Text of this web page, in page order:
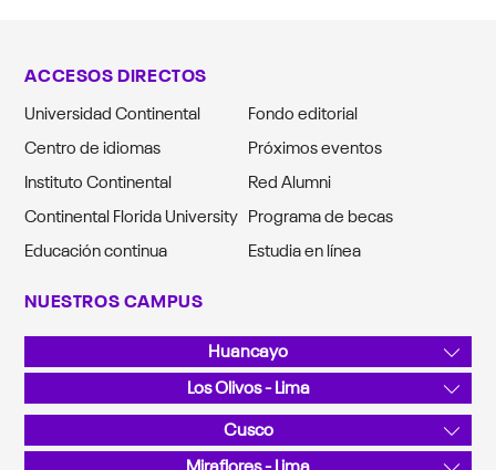
ACCESOS DIRECTOS
Universidad Continental
Fondo editorial
Centro de idiomas
Próximos eventos
Instituto Continental
Red Alumni
Continental Florida University Programa de becas
Educación continua
Estudia en línea
NUESTROS CAMPUS
Huancayo
Av. San Carlos 1980, Urb. San Antonio
Teléfono: 064 481430
Los Olivos - Lima
Av. Alfredo Mendiola 5210
Teléfono: 01 2132760
Cusco
Sector Angostura KM 10, San Jerónimo
Miraflores - Lima